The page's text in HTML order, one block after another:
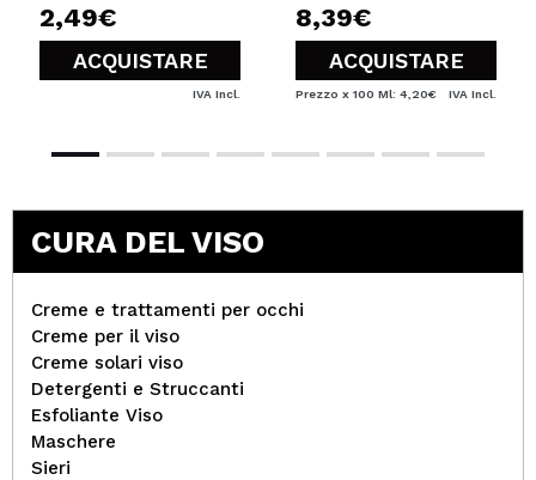
2,49€
ACQUISTARE
IVA Incl.
8,39€
ACQUISTARE
Prezzo x 100 Ml: 4,20€ IVA Incl.
CURA DEL VISO
Creme e trattamenti per occhi
Creme per il viso
Creme solari viso
Detergenti e Struccanti
Esfoliante Viso
Maschere
Sieri